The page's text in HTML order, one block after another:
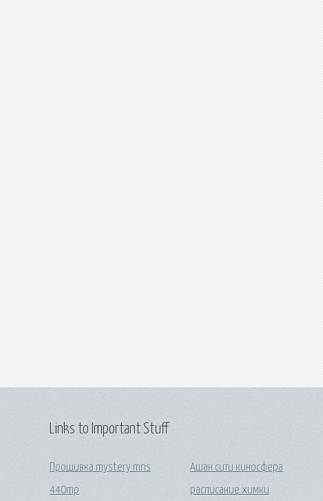
Links to Important Stuff
Прошивка mystery mns
440mp
Ашан сити киносфера
расписание химки